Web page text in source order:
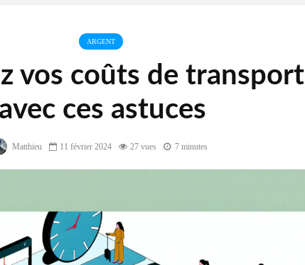
ARGENT
vos coûts de transport
avec ces astuces
Matthieu 11 février 2024 27 vues 7 minutes